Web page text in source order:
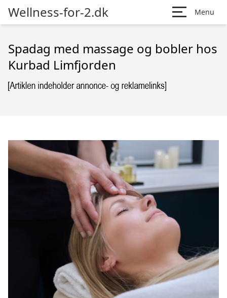
Wellness-for-2.dk Menu
Spadag med massage og bobler hos
Kurbad Limfjorden